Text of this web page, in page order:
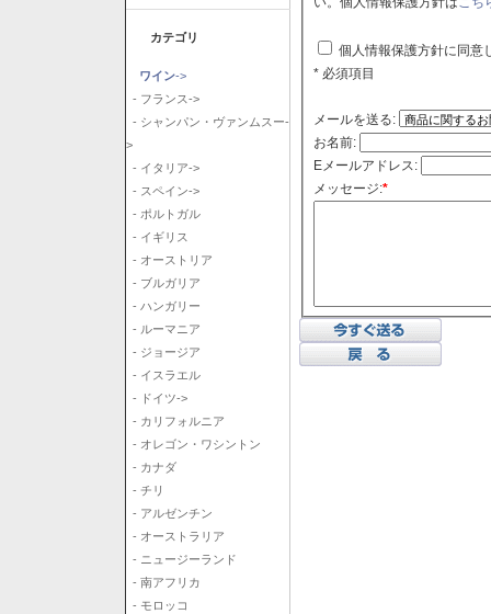
カテゴリ
ワイン->
- フランス->
- シャンパン・ヴァンムスー-
>
- イタリア->
- スペイン->
- ポルトガル
- イギリス
- オーストリア
- ブルガリア
- ハンガリー
- ルーマニア
- ジョージア
- イスラエル
- ドイツ->
- カリフォルニア
- オレゴン・ワシントン
- カナダ
- チリ
- アルゼンチン
- オーストラリア
- ニュージーランド
- 南アフリカ
- モロッコ
個人情報保護方針に同意
* 必須項目
メールを送る:
お名前:
Eメールアドレス:
メッセージ:*